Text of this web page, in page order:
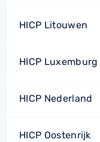
HICP Litouwen
HICP Luxemburg
HICP Nederland
HICP Oostenrijk